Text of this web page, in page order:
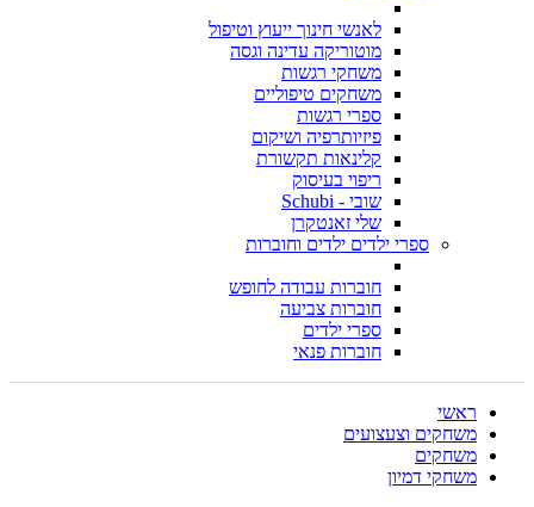
לאנשי חינוך ייעוץ וטיפול
מוטוריקה עדינה וגסה
משחקי רגשות
משחקים טיפוליים
ספרי רגשות
פיזיותרפיה ושיקום
קלינאות תקשורת
ריפוי בעיסוק
שובי - Schubi
שלי זאנטקרן
ספרי ילדים ילדים וחוברות
חוברות עבודה לחופש
חוברות צביעה
ספרי ילדים
חוברות פנאי
ראשי
משחקים וצעצועים
משחקים
משחקי דמיון